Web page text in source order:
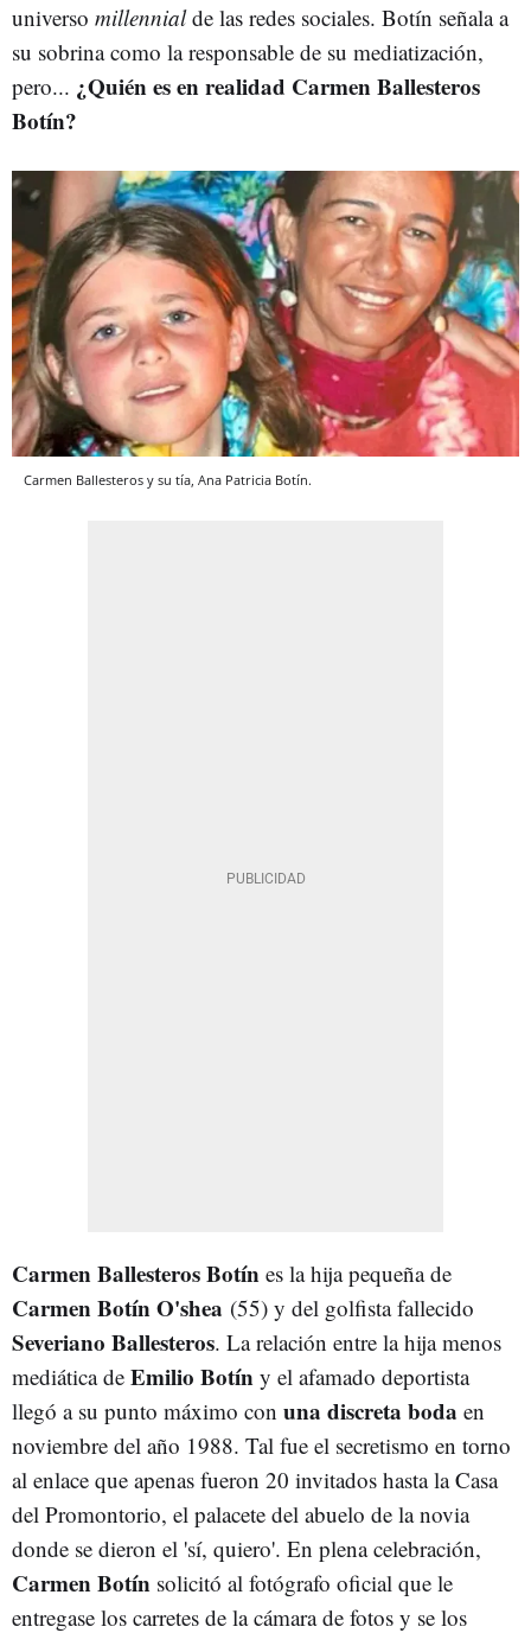
universo millennialde las redes sociales. Botín señala a
su sobrina como la responsable de su mediatización,
pero... ¿Quién es en realidad Carmen Ballesteros
Botín?
Carmen Ballesteros y su tía, Ana Patricia Botín.
Carmen Ballesteros Botín es la hija pequeña de
Carmen Botín O'shea (55) y del golfista fallecido
Severiano Ballesteros. La relación entre la hija menos
mediática de Emilio Botín y el afamado deportista
llegó a su punto máximo con una discreta boda en
noviembre del año 1988. Tal fue el secretismo en torno
al enlace que apenas fueron 20 invitados hasta la Casa
del Promontorio, el palacete del abuelo de la novia
donde se dieron el 'sí, quiero'. En plena celebración,
Carmen Botín solicitó al fotógrafo oficial que le
entregase los carretes de la cámara de fotos y se los